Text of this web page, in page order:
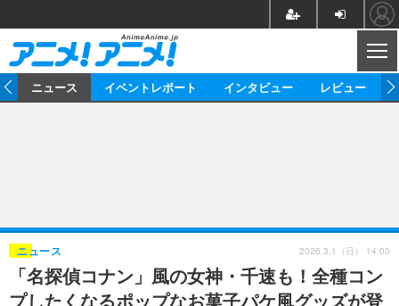
ゲーム グッズ
海外イベント ビジネス
俳優・タレント アーティスト
アニメ 実写
動画
ニュース イベントレポート インタビュー レビュー
「名探偵コナン」風の女神・千速も！全種コン
プしたくなるポップなお菓子パケ風グッズが登
ニュース 2026.3.1（日） 14:00